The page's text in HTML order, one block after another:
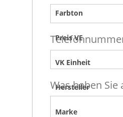
Farbton
Preis VE
VK Einheit
Hersteller
Marke
Was haben Sie